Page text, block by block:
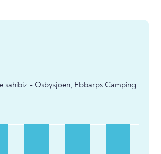
sahibiz - Osbysjoen, Ebbarps Camping